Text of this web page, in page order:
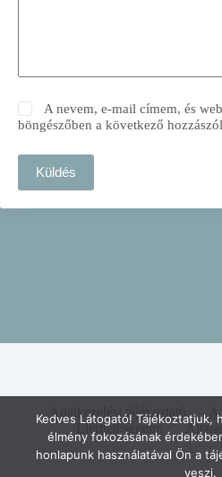
A nevem, e-mail címem, és
böngészőben a következő
Küldés
Adatkezelési tájékoztató
Elérhetőségeim
Kedves Látogató! Tájékoztatjuk,
élmény fokozásának
honlapunk használatával Ön a
veszi.